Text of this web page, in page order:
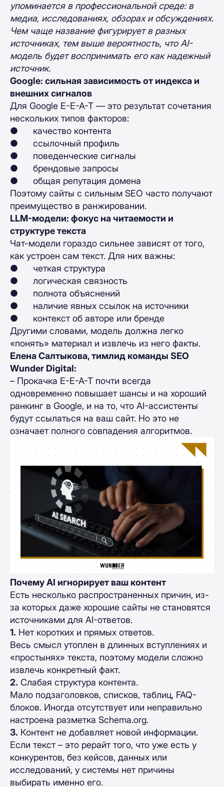
упоминается в профессиональной среде: в
медиа, исследованиях, обзорах и обсуждениях.
Чем чаще название фигурирует в разных
источниках, тем выше вероятность, что AI-
модель будет воспринимать его как надежный
источник.
Google: сильная зависимость от индекса и
внешних сигналов
Для Google E-E-A-T — это результат сочетания
нескольких типов факторов:
● качество контента
● ссылочный профиль
● поведенческие сигналы
● брендовые запросы
● общая репутация домена
Поэтому сайты с сильным SEO часто получают
преимущество в ранжировании.
LLM-модели: фокус на читаемости и
структуре текста
Чат-модели гораздо сильнее зависят от того,
как устроен сам текст. Для них важны:
● четкая структура
● логическая связность
● полнота объяснений
● наличие явных ссылок на источники
● контекст об авторе или бренде
Другими словами, модель должна легко
«понять» материал и извлечь из него факты.
Елена Салтыкова, тимлид команды SEO
Wunder Digital:
– Прокачка E-E-A-T почти всегда
одновременно повышает шансы и на хороший
ранкинг в Google, и на то, что AI-ассистенты
будут ссылаться на ваш сайт. Но это не
означает полного совпадения алгоритмов.
Почему AI игнорирует ваш контент
Есть несколько распространенных причин, из-
за которых даже хорошие сайты не становятся
источниками для AI-ответов.
1. Нет коротких и прямых ответов.
Весь смысл утоплен в длинных вступлениях и
«простынях» текста, поэтому модели сложно
извлечь конкретный факт.
2. Слабая структура контента.
Мало подзаголовков, списков, таблиц, FAQ-
блоков. Иногда отсутствует или неправильно
настроена разметка Schema.org.
3. Контент не добавляет новой информации.
Если текст – это рерайт того, что уже есть у
конкурентов, без кейсов, данных или
исследований, у системы нет причины
выбирать именно его.